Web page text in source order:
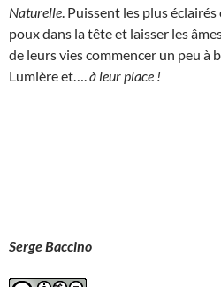
Naturelle . Puissent les plus
poux dans la tête et laisser les
de leurs vies commencer un peu à
Lumière et…. à leur place !
Serge Baccino